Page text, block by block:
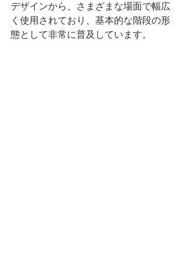
デザインから、さまざまな場面で幅広
く使用されており、基本的な階段の形
態として非常に普及しています。